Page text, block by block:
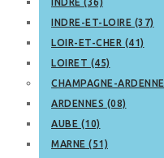
INDRE-ET-LOIRE (37)
LOIR-ET-CHER (41)
LOIRET (45)
CHAMPAGNE-ARDENNE
ARDENNES (08)
AUBE (10)
MARNE (51)